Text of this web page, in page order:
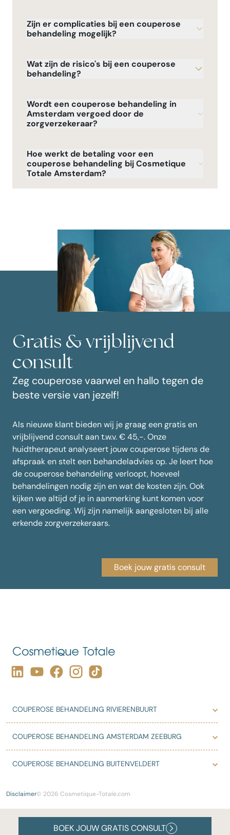
Zijn er complicaties bij een couperose
behandeling mogelijk?
Wat zijn de risico's bij een couperose
behandeling?
Wordt een couperose behandeling in
Amsterdam vergoed door de
zorgverzekeraar?
Hoe werkt de betaling voor een
couperose behandeling bij Cosmetique
Totale Amsterdam?
Gratis & vrijblijvend
consult
Zeg couperose vaarwel en hallo tegen de
beste versie van jezelf!
Als nieuwe klant bieden wij je graag een gratis en
vrijblijvend consult aan t.w.v. € 45,-. Onze
huidtherapeut analyseert jouw couperose tijdens de
afspraak en stelt een behandeladvies op. Je leert hoe
de couperose behandeling verloopt, hoeveel
behandelingen nodig zijn en wat de kosten zijn. Ook
kijken we altijd of je in aanmerking kunt komen voor
een vergoeding. Wij zijn namelijk aangesloten bij alle
erkende zorgverzekeraars.
Boek jouw gratis consult
COUPEROSE BEHANDELING RIVIERENBUURT
COUPEROSE BEHANDELING AMSTERDAM ZEEBURG
COUPEROSE BEHANDELING BUITENVELDERT
Disclaimer© 2026 Cosmetique-Totale.com
BOEK JOUW GRATIS CONSULT